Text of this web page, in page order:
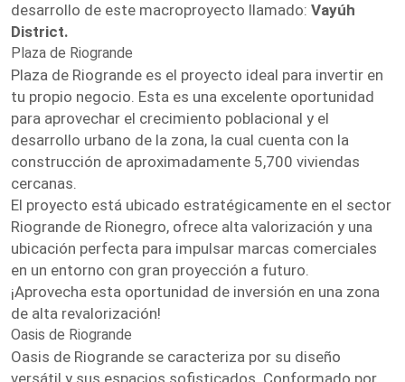
desarrollo de este macroproyecto llamado: Vayúh
District.
Plaza de Riogrande
Plaza de Riogrande es el proyecto ideal para invertir en
tu propio negocio. Esta es una excelente oportunidad
para aprovechar el crecimiento poblacional y el
desarrollo urbano de la zona, la cual cuenta con la
construcción de aproximadamente 5,700 viviendas
cercanas.
El proyecto está ubicado estratégicamente en el sector
Riogrande de Rionegro, ofrece alta valorización y una
ubicación perfecta para impulsar marcas comerciales
en un entorno con gran proyección a futuro.
¡Aprovecha esta oportunidad de inversión en una zona
de alta revalorización!
Oasis de Riogrande
Oasis de Riogrande se caracteriza por su diseño
versátil y sus espacios sofisticados. Conformado por